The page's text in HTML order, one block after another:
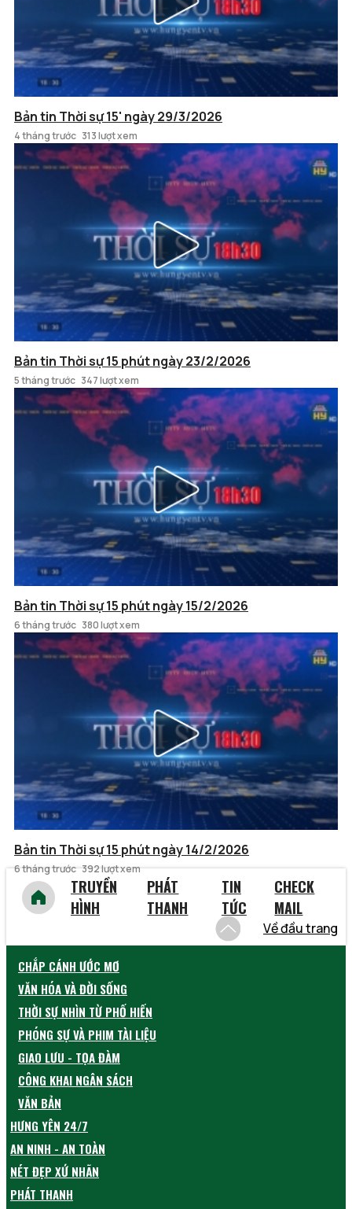
Bản tin Thời sự 15' ngày 29/3/2026
4 tháng trước 313 lượt xem
Bản tin Thời sự 15 phút ngày 23/2/2026
5 tháng trước 347 lượt xem
Bản tin Thời sự 15 phút ngày 15/2/2026
6 tháng trước 380 lượt xem
Bản tin Thời sự 15 phút ngày 14/2/2026
6 tháng trước 392 lượt xem
TRUYỀN
HÌNH
PHÁT
THANH
TIN
TỨC
CHECK
MAIL
Về đầu trang
CHẮP CÁNH ƯỚC MƠ
VĂN HÓA VÀ ĐỜI SỐNG
THỜI SỰ NHÌN TỪ PHỐ HIẾN
PHÓNG SỰ VÀ PHIM TÀI LIỆU
GIAO LƯU - TỌA ĐÀM
CÔNG KHAI NGÂN SÁCH
VĂN BẢN
HƯNG YÊN 24/7
AN NINH - AN TOÀN
NÉT ĐẸP XỨ NHÃN
PHÁT THANH